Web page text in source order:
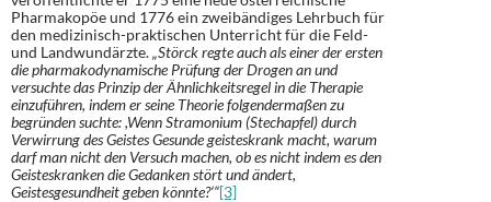
Pharmakopöe und 1776 ein zweibändiges Lehrbuch für
den medizinisch-praktischen Unterricht für die Feld-
und Landwundärzte.„Störck regte auch als einer der ersten
die pharmakodynamische Prüfung der Drogen an und
versuchte das Prinzip der Ähnlichkeitsregel in die Therapie
einzuführen, indem er seine Theorie folgendermaßen zu
begründen suchte: ,Wenn Stramonium (Stechapfel) durch
Verwirrung des Geistes Gesunde geisteskrank macht, warum
darf man nicht den Versuch machen, ob es nicht indem es den
Geisteskranken die Gedanken stört und ändert,
Geistesgesundheit geben könnte?‘“[3]